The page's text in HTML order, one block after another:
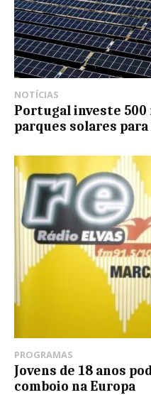
NOTÍCIAS
Portugal investe
parques solares
PROGRAMAS
Jovens de 18 anos
comboio na Europa